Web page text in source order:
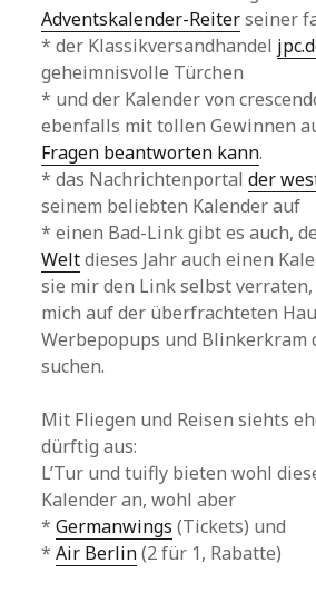
Adventskalender-Reiterseiner
* der Klassikversandhandel
geheimnisvolle Türchen
* und der Kalender von
ebenfalls mit tollen Gewinnen
Fragen beantworten kann.
* das Nachrichtenportalder
seinem beliebten Kalender auf
* einen Bad-Link gibt es auch,
Weltdieses Jahr auch einen
sie mir den Link selbst
mich auf der überfrachteten
Werbepopups und Blinkerkram
suchen.
Mit Fliegen und Reisen siehts
dürftig aus:
L’Tur und tuifly bieten wohl
Kalender an, wohl aber
*Germanwings (Tickets) und
*Air Berlin(2 für 1, Rabatte)